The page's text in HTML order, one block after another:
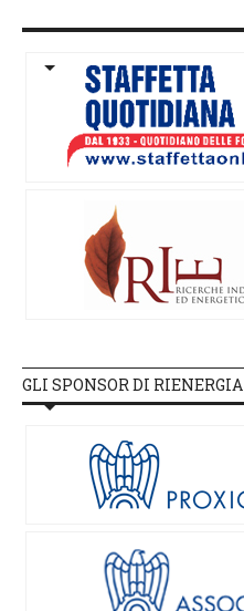
GLI SPONSOR DI RIENERGIA